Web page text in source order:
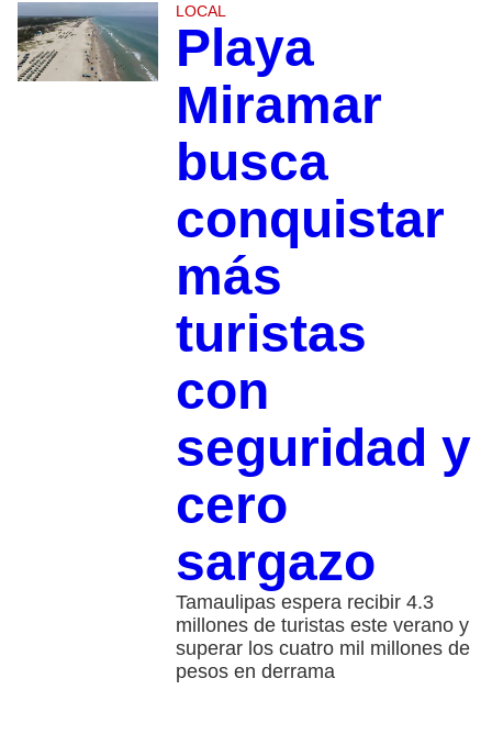
LOCAL
Playa
Miramar
busca
conquistar
más
turistas
con
seguridad y
cero
sargazo
Tamaulipas espera recibir 4.3
millones de turistas este verano y
superar los cuatro mil millones de
pesos en derrama